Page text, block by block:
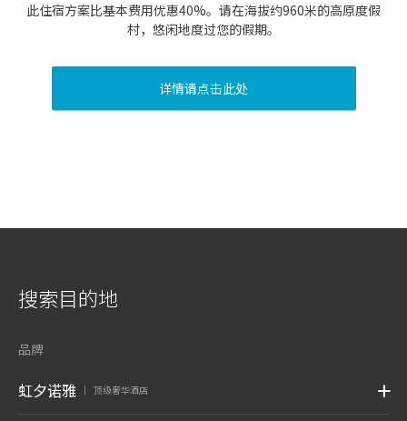
此住宿方案比基本费用优惠40%。请在海拔约960米的高原度假
村，悠闲地度过您的假期。
详情请点击此处
搜索目的地
品牌
虹夕诺雅 顶级奢华酒店